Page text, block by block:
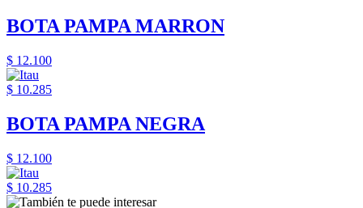
BOTA PAMPA MARRON
$ 12.100
$ 10.285
BOTA PAMPA NEGRA
$ 12.100
$ 10.285